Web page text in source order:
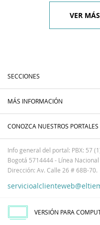
VER
SECCIONES
MÁS INFORMACIÓN
CONOZCA NUESTROS PORTALES
Info general del portal: PBX: 57
Bogotá 5714444 - Línea
Dirección: Av. Calle 26 # 68B-70.
VERSIÓN PARA